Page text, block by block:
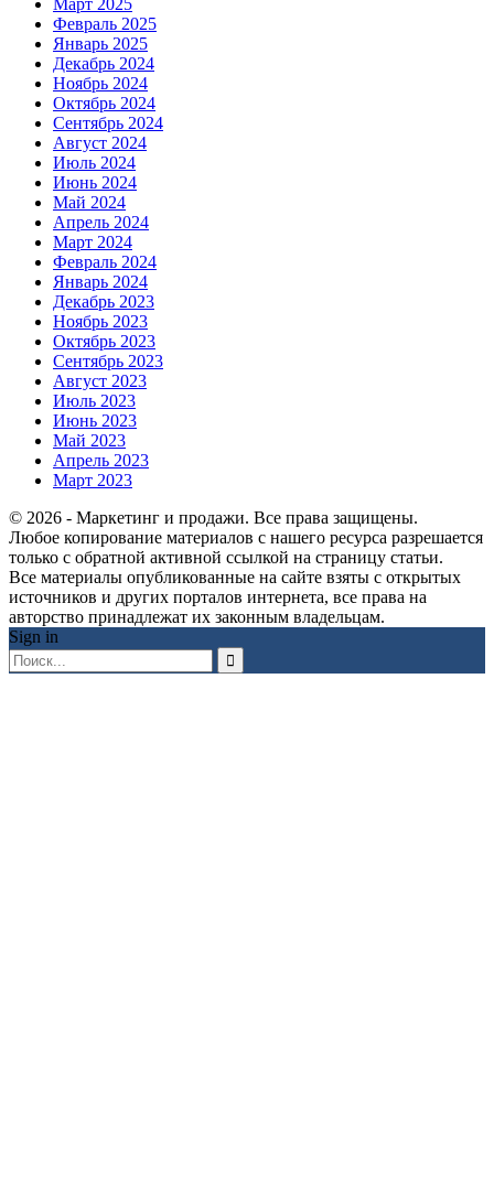
Февраль 2025
Январь 2025
Декабрь 2024
Ноябрь 2024
Октябрь 2024
Сентябрь 2024
Август 2024
Июль 2024
Июнь 2024
Май 2024
Апрель 2024
Март 2024
Февраль 2024
Январь 2024
Декабрь 2023
Ноябрь 2023
Октябрь 2023
Сентябрь 2023
Август 2023
Июль 2023
Июнь 2023
Май 2023
Апрель 2023
Март 2023
© 2026 - Маркетинг и продажи. Все права защищены.
Любое копирование материалов с нашего ресурса разрешается
только с обратной активной ссылкой на страницу статьи.
Все материалы опубликованные на сайте взяты с открытых
источников и других порталов интернета, все права на
авторство принадлежат их законным владельцам.
Sign in